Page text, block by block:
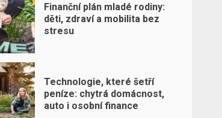
Finanční plán mladé rodiny:
děti, zdraví a mobilita bez
stresu
Technologie, které šetří
peníze: chytrá domácnost,
auto i osobní finance